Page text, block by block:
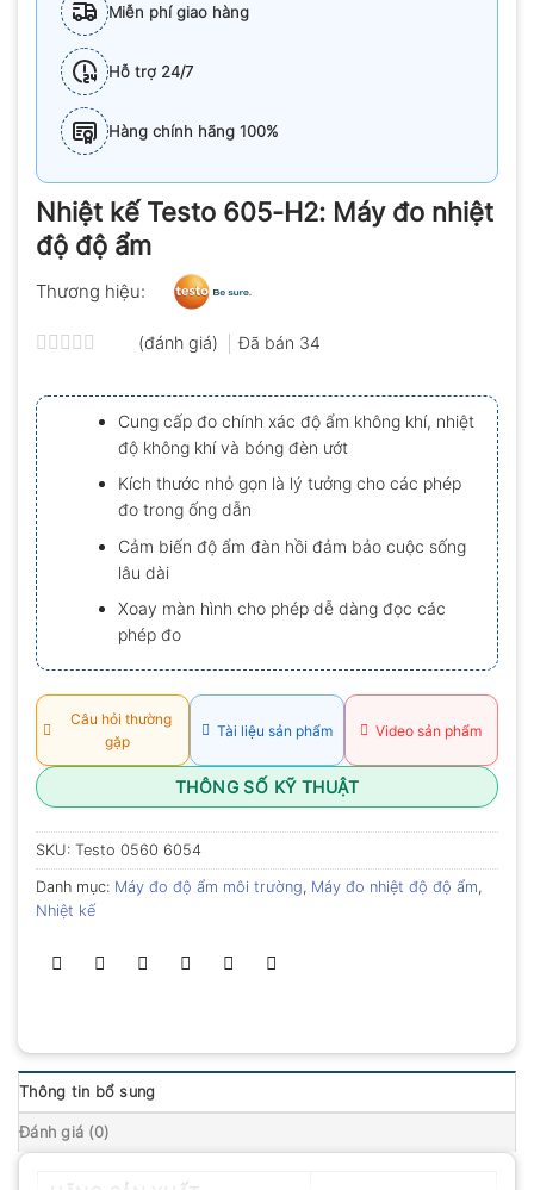
Miễn phí giao hàng
Hỗ trợ 24/7
Hàng chính hãng 100%
Nhiệt kế Testo 605-H2: Máy đo nhiệt
độ độ ẩm
Thương hiệu:
xếp
hạng
0.0
5
sao
(đánh giá) Đã bán 34
Cung cấp đo chính xác độ ẩm không khí, nhiệt
độ không khí và bóng đèn ướt
Kích thước nhỏ gọn là lý tưởng cho các phép
đo trong ống dẫn
Cảm biến độ ẩm đàn hồi đảm bảo cuộc sống
lâu dài
Xoay màn hình cho phép dễ dàng đọc các
phép đo
Câu hỏi thường
gặp
Tài liệu sản phẩm Video sản phẩm
THÔNG SỐ KỸ THUẬT
SKU: Testo 0560 6054
Danh mục: Máy đo độ ẩm môi trường, Máy đo nhiệt độ độ ẩm,
Nhiệt kế
Thông tin bổ sung
Đánh giá (0)